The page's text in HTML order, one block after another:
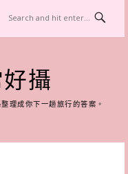
攝
理成你下一趟旅行的答案。